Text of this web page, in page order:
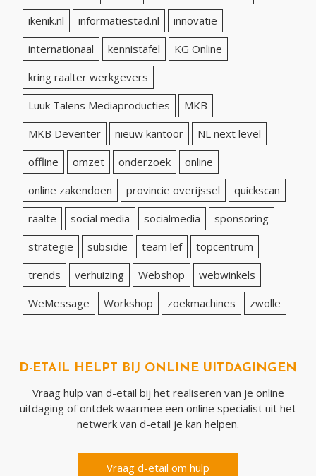
ikenik.nl
informatiestad.nl
innovatie
internationaal
kennistafel
KG Online
kring raalter werkgevers
Luuk Talens Mediaproducties
MKB
MKB Deventer
nieuw kantoor
NL next level
offline
omzet onderzoek
online
online zakendoen
provincie overijssel
quickscan
raalte
social media socialmedia
sponsoring
strategie
subsidie team lef
topcentrum
trends
verhuizing Webshop
webwinkels
WeMessage
Workshop zoekmachines zwolle
D-ETAIL HELPT BIJ ONLINE UITDAGINGEN
Vraag hulp van d-etail bij het realiseren van je online
uitdaging of ontdek waarmee een online specialist uit het
netwerk van d-etail je kan helpen.
Vraag d-etail om hulp